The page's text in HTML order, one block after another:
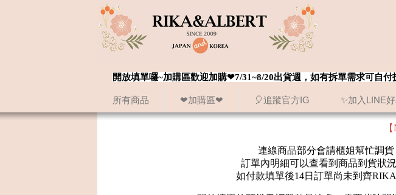
所有商品 ❤加購區❤ 🎈追蹤官方IG ✨加入LINE
開放填單囉~加購區歡迎加購❤7/31~8/20出貨週，如有拆單需求可自